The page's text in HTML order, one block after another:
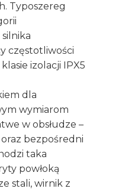
Typoszereg
częstotliwości
izolacji IPX5
dla
wymiarom
w obsłudze –
bezpośredni
taka
powłoką
stali, wirnik z